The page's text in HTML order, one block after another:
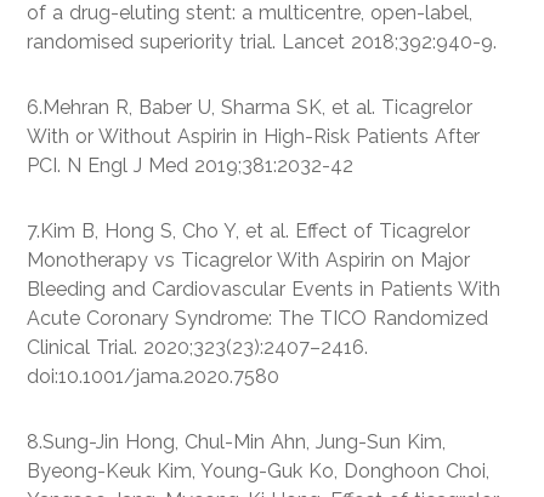
of a drug-eluting stent: a multicentre, open-label,
randomised superiority trial. Lancet 2018;392:940-9.
6.Mehran R, Baber U, Sharma SK, et al. Ticagrelor
With or Without Aspirin in High-Risk Patients After
PCI. N Engl J Med 2019;381:2032-42
7.Kim B, Hong S, Cho Y, et al. Effect of Ticagrelor
Monotherapy vs Ticagrelor With Aspirin on Major
Bleeding and Cardiovascular Events in Patients With
Acute Coronary Syndrome: The TICO Randomized
Clinical Trial. 2020;323(23):2407–2416.
doi:10.1001/jama.2020.7580
8.Sung-Jin Hong, Chul-Min Ahn, Jung-Sun Kim,
Byeong-Keuk Kim, Young-Guk Ko, Donghoon Choi,